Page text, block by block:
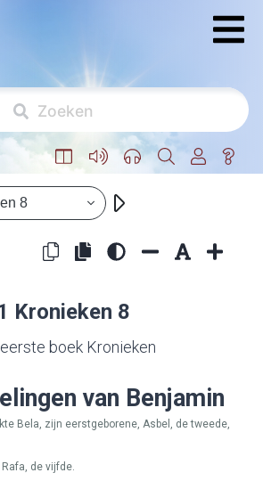
8
Kronieken 8
boek Kronieken
van Benjamin
Bela, zijn eerstgeborene, Asbel, de tweede,
de vijfde.